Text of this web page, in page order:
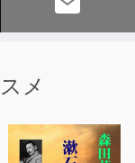
せて音声化。
メ